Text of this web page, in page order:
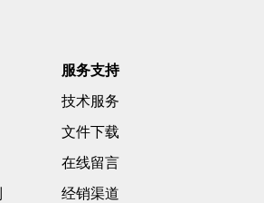
服务支持
技术服务
文件下载
在线留言
经销渠道